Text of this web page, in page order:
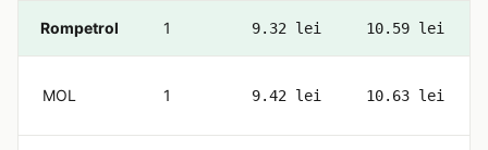
Rompetrol 1 9.32 lei 10.59 lei
MOL 1 9.42 lei 10.63 lei